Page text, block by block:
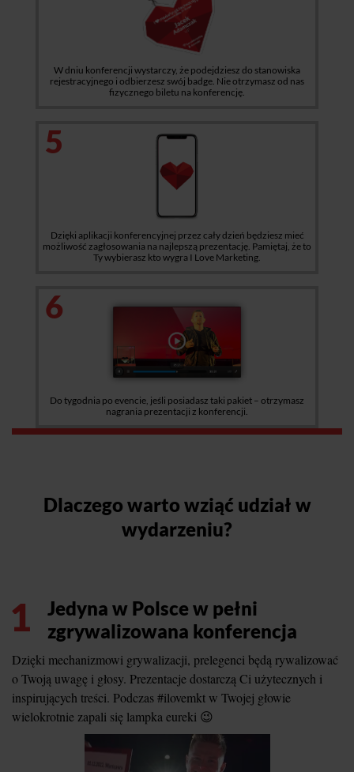
W dniu konferencji wystarczy, że podejdziesz do stanowiska
rejestracyjnego i odbierzesz swój badge. Nie otrzymasz od nas
fizycznego biletu na konferencję.
5
Dzięki aplikacji konferencyjnej przez cały dzień będziesz mieć
możliwość zagłosowania na najlepszą prezentację. Pamiętaj, że to
Ty wybierasz kto wygra I Love Marketing.
6
Do tygodnia po evencie, jeśli posiadasz taki pakiet – otrzymasz
nagrania prezentacji z konferencji.
Dlaczego warto wziąć udział w
wydarzeniu?
1
Jedyna w Polsce w pełni
zgrywalizowana konferencja
Dzięki mechanizmowi grywalizacji, prelegenci będą rywalizować
o Twoją uwagę i głosy. Prezentacje dostarczą Ci użytecznych i
inspirujących treści. Podczas #ilovemkt w Twojej głowie
wielokrotnie zapali się lampka eureki 😉